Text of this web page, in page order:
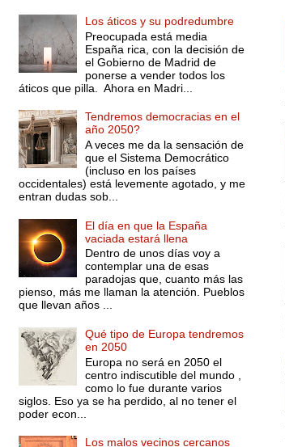
Los áticos y su podredumbre
Preocupada está media
España rica, con la decisión de
el Gobierno de Madrid de
ponerse a vender todos los
áticos que pilla. Ahora en Madri...
Tendremos democracias en el
año 2050?
A veces me da la sensación de
que el Sistema Democrático
(incluso en los países
occidentales) está levemente agotado, y me
entran dudas sob...
El día en que la España
vaciada estará llena
Dentro de unos días voy a
contemplar una de esas
paradojas que, cuanto más las
pienso, más me llaman la atención. Pueblos
que llevan años ...
Qué tipo de Europa tendremos
en 2050
Europa no será en 2050 el
centro indiscutible del mundo ,
como lo fue durante varios
siglos. Eso ya se ha perdido, al no tener el
poder econ...
Los malos vecinos cercanos